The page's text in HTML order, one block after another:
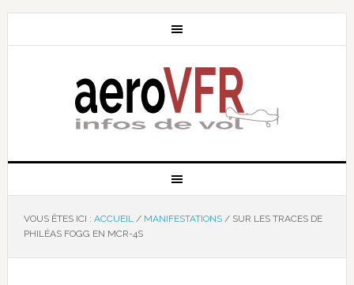
VOUS ÊTES ICI : ACCUEIL / MANIFESTATIONS /SUR LES TRACES DE
PHILÉAS FOGG EN MCR-4S